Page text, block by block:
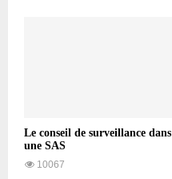
Le conseil de surveillance dans
une SAS
10067